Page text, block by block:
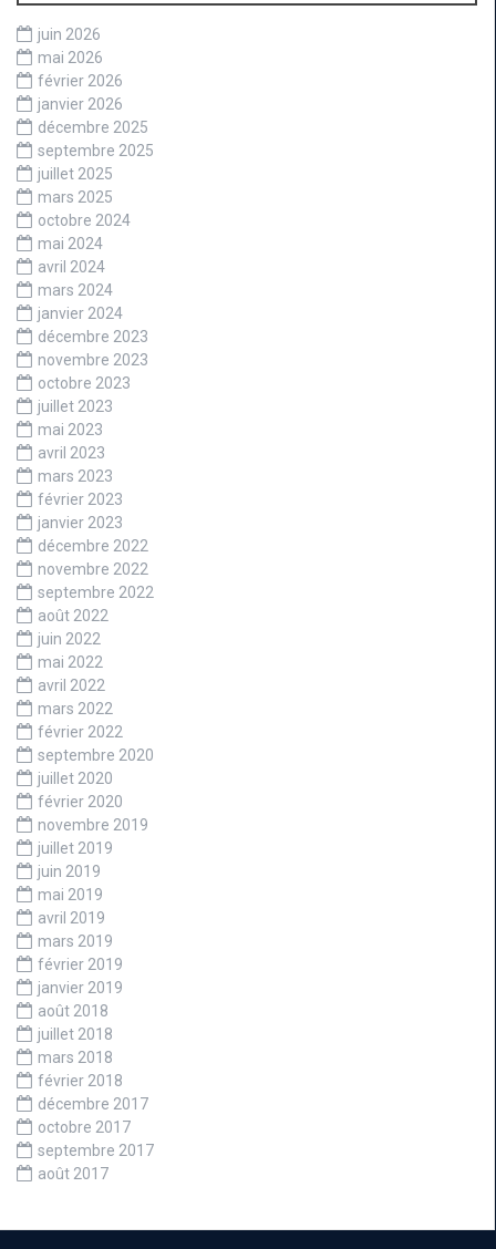
juin 2026
mai 2026
février 2026
janvier 2026
décembre 2025
septembre 2025
juillet 2025
mars 2025
octobre 2024
mai 2024
avril 2024
mars 2024
janvier 2024
décembre 2023
novembre 2023
octobre 2023
juillet 2023
mai 2023
avril 2023
mars 2023
février 2023
janvier 2023
décembre 2022
novembre 2022
septembre 2022
août 2022
juin 2022
mai 2022
avril 2022
mars 2022
février 2022
septembre 2020
juillet 2020
février 2020
novembre 2019
juillet 2019
juin 2019
mai 2019
avril 2019
mars 2019
février 2019
janvier 2019
août 2018
juillet 2018
mars 2018
février 2018
décembre 2017
octobre 2017
septembre 2017
août 2017